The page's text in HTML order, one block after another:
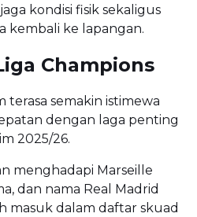
kondisi fisik sekaligus
kembali ke lapangan.
Champions
terasa semakin istimewa
dengan laga penting
2025/26.
menghadapi Marseille
dan nama Real Madrid
masuk dalam daftar skuad